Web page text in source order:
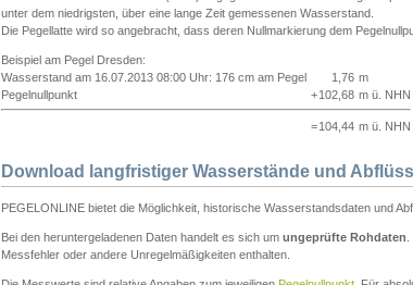
unter dem niedrigsten, über eine lange Zeit gemessenen Wasserstand.
Die Pegellatte wird so angebracht, dass deren Nullmarkierung dem
Beispiel am Pegel Dresden:
Wasserstand am 16.07.2013 08:00 Uhr: 176 cm am Pegel
1,76 m
Pegelnullpunkt
+102,68 m ü. NHN
=104,44 m ü. NHN
Download langfristiger Wasserstände und
PEGELONLINE bietet die Möglichkeit, historische Wasserstandsdaten und
Bei den heruntergeladenen Daten handelt es sich um ungeprüfte Rohdaten
Messfehler oder andere Unregelmäßigkeiten enthalten.